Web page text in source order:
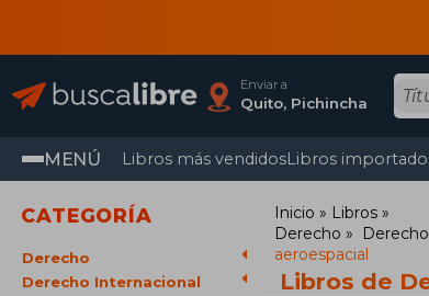
Enviar a
Quito, Pichincha
MENÚ Libros más vendidosLibros
CATEGORÍA
Derecho
Derecho Internacional
Inicio
Libros
Derecho
aeroespacial
Libros de